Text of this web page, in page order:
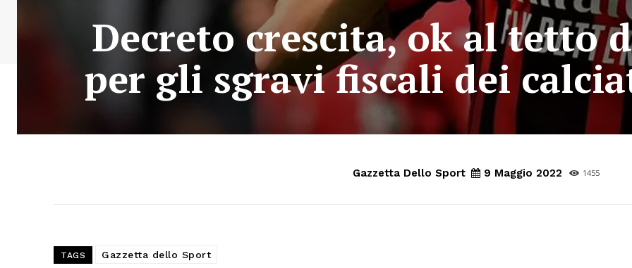
Decreto crescita, ok al tetto
per gli sgravi fiscali dei
Gazzetta Dello Sport 9 Maggio 2022 1455
TAGS Gazzetta dello Sport